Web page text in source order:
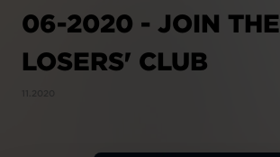
06-2020 - JOIN THE
LOSERS' CLUB